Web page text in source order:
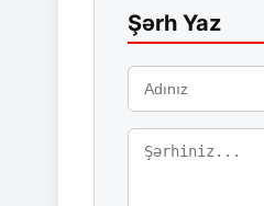
Şərh Yaz